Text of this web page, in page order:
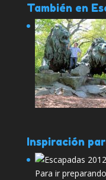
También en
Inspiración
Para ir